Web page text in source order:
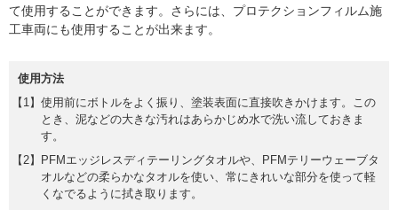
て使用することができます。さらには、プロテクションフィルム施
工車両にも使用することが出来ます。
使用方法
使用前にボトルをよく振り、塗装表面に直接吹きかけます。この
とき、泥などの大きな汚れはあらかじめ水で洗い流しておきま
す。
PFMエッジレスディテーリングタオルや、PFMテリーウェーブタ
オルなどの柔らかなタオルを使い、常にきれいな部分を使って軽
くなでるように拭き取ります。